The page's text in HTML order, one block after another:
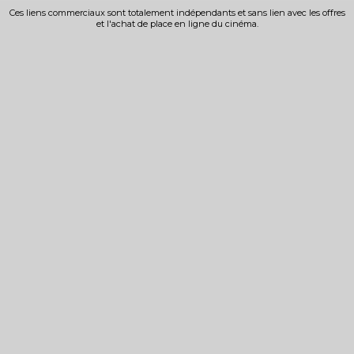
Ces liens commerciaux sont totalement indépendants et sans lien avec les offres
et l'achat de place en ligne du cinéma.